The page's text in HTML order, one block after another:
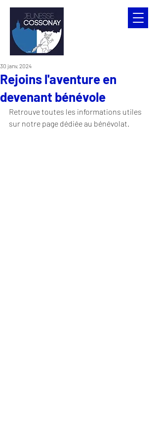
Rejoins l'aventure en
devenant bénévole
30 janv. 2024
Retrouve toutes les informations utiles
sur notre page dédiée au bénévolat.